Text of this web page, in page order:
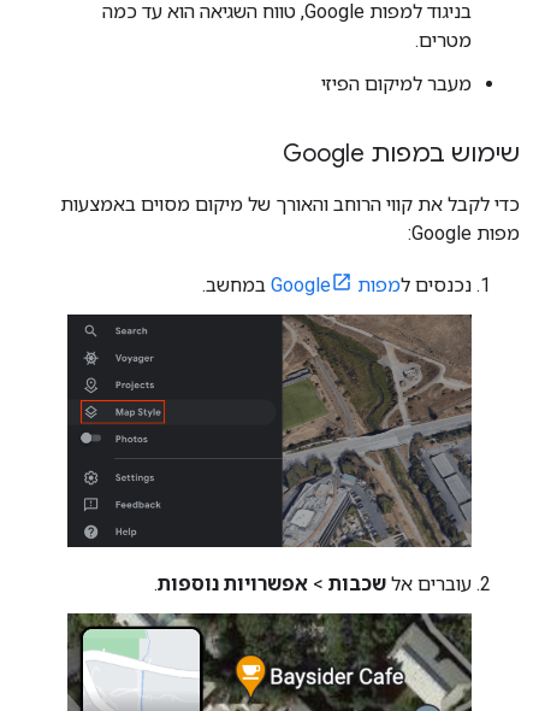
בניגוד למפות Google, טווח השגיאה הוא עד כמה
מטרים.
מעבר למיקום הפיזי
שימוש במפות Google
כדי לקבל את קווי הרוחב והאורך של מיקום מסוים באמצעות
מפות Google:
נכנסים למפות Google במחשב.
עוברים אל שכבות > אפשרויות נוספות.